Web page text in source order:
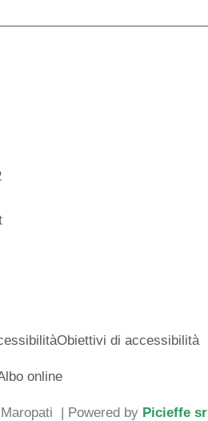
Obiettivi di accessibilità
online
| Powered by Picieffe